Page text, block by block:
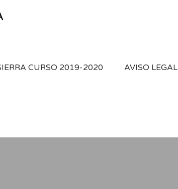
CURSO 2019-2020 AVISO LEGAL